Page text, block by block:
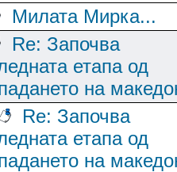
Милата Мирка...
Re: Започва
етапа од
на
Re: Започва
етапа од
на